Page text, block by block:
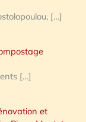
[…]
[…]
et